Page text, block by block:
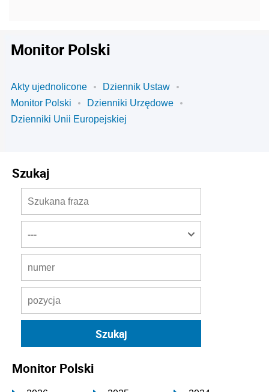
Monitor Polski
Akty ujednolicone
Dziennik Ustaw
Monitor Polski
Dzienniki Urzędowe
Dzienniki Unii Europejskiej
Szukaj
Monitor Polski